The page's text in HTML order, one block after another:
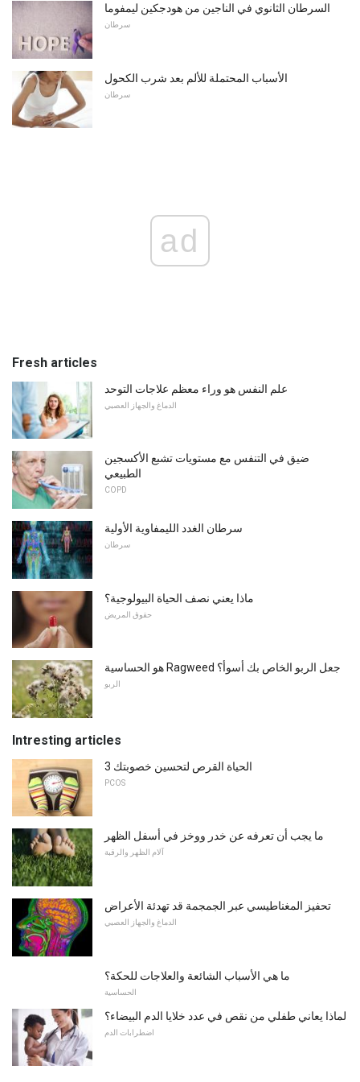
السرطان الثانوي في الناجين من هودجكين ليمفوما
سرطان
الأسباب المحتملة للألم بعد شرب الكحول
سرطان
ad
Fresh articles
علم النفس هو وراء معظم علاجات التوحد
الدماغ والجهاز العصبي
ضيق في التنفس مع مستويات تشبع الأكسجين
الطبيعي
COPD
سرطان الغدد الليمفاوية الأولية
سرطان
ماذا يعني نصف الحياة البيولوجية؟
حقوق المريض
هو الحساسية Ragweed جعل الربو الخاص بك أسوأ؟
الربو
Intresting articles
3 الحياة القرص لتحسين خصوبتك
PCOS
ما يجب أن تعرفه عن خدر ووخز في أسفل الظهر
آلام الظهر والرقبة
تحفيز المغناطيسي عبر الجمجمة قد تهدئة الأعراض
الدماغ والجهاز العصبي
ما هي الأسباب الشائعة والعلاجات للحكة؟
الحساسية
لماذا يعاني طفلي من نقص في عدد خلايا الدم البيضاء؟
اضطرابات الدم